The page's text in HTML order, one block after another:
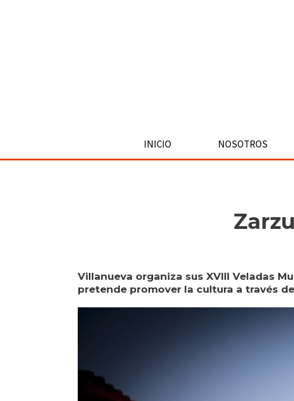
INICIO NOSOTROS
Villanueva organiza sus XVIII Veladas
pretende promover la cultura a través